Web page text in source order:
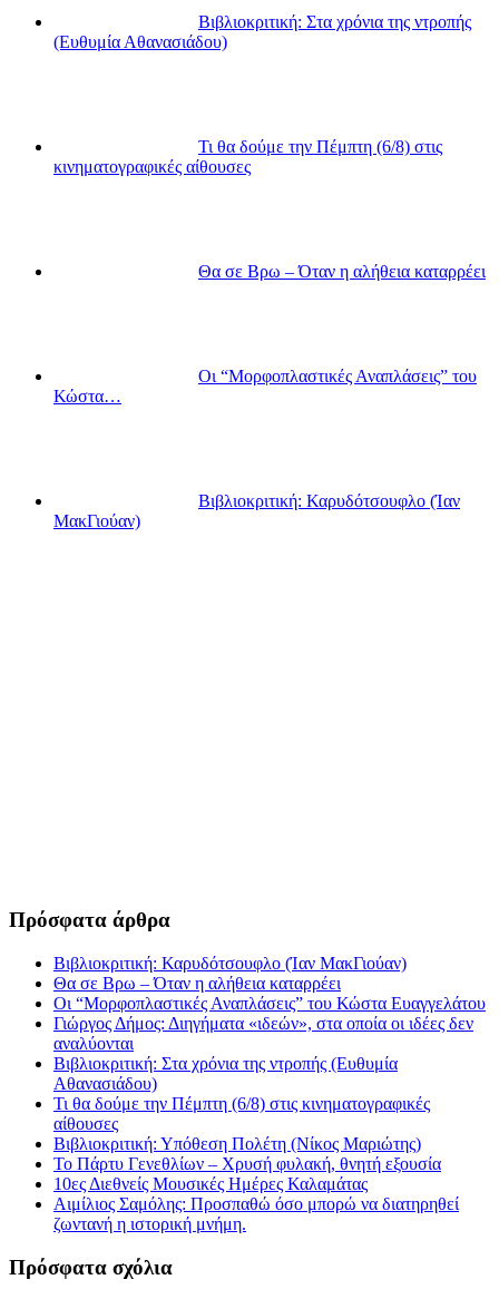
Βιβλιοκριτική: Στα χρόνια της ντροπής
(Ευθυμία Αθανασιάδου)
Τι θα δούμε την Πέμπτη (6/8) στις
κινηματογραφικές αίθουσες
Θα σε Βρω – Όταν η αλήθεια καταρρέει
Οι “Μορφοπλαστικές Αναπλάσεις” του
Κώστα…
Βιβλιοκριτική: Καρυδότσουφλο (Ίαν
ΜακΓιούαν)
Πρόσφατα άρθρα
Βιβλιοκριτική: Καρυδότσουφλο (Ίαν ΜακΓιούαν)
Θα σε Βρω – Όταν η αλήθεια καταρρέει
Οι “Μορφοπλαστικές Αναπλάσεις” του Κώστα Ευαγγελάτου
Γιώργος Δήμος: Διηγήματα «ιδεών», στα οποία οι ιδέες δεν
αναλύονται
Βιβλιοκριτική: Στα χρόνια της ντροπής (Ευθυμία
Αθανασιάδου)
Τι θα δούμε την Πέμπτη (6/8) στις κινηματογραφικές
αίθουσες
Βιβλιοκριτική: Υπόθεση Πολέτη (Νίκος Μαριώτης)
Το Πάρτυ Γενεθλίων – Χρυσή φυλακή, θνητή εξουσία
10ες Διεθνείς Μουσικές Ημέρες Καλαμάτας
Αιμίλιος Σαμόλης: Προσπαθώ όσο μπορώ να διατηρηθεί
ζωντανή η ιστορική μνήμη.
Πρόσφατα σχόλια